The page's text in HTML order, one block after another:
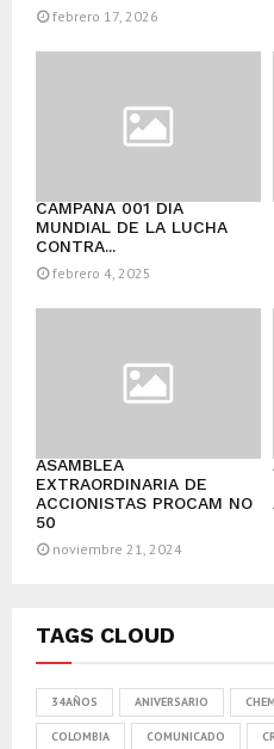
febrero 17, 2026
CAMPAÑA 001 DÍA
MUNDIAL DE LA LUCHA
CONTRA...
febrero 4, 2025
ASAMBLEA
EXTRAORDINARIA DE
ACCIONISTAS PROCAM NO
50
noviembre 21, 2024
TAGS CLOUD
34AÑOS ANIVERSARIO
COLOMBIA COMUNICADO